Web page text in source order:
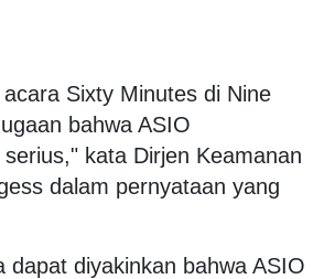
Sixty Minutes di Nine
bahwa ASIO
kata Dirjen Keamanan
dalam pernyataan yang
dapat diyakinkan bahwa ASIO